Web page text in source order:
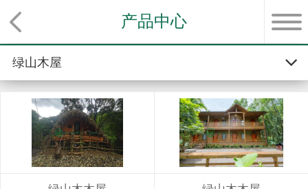
产品中心
绿山木屋
精品民宿
绿山木屋
绿山凉亭